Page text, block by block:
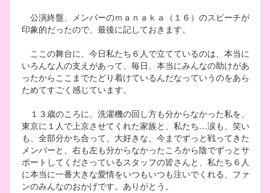
公演終盤、メンバーのｍａｎａｋａ（１６）のスピーチが
印象的だったので、最後に記しておきます。
ここの舞台に、今日私たち６人で立てているのは、本当に
いろんな人の支えがあって、毎日、本当にみんなの助けがあ
ったからここまでたどり着けているんだなっていうのをあら
ためてすごく感じています。
１３歳のころに、洗濯機の回し方も分からなかった私を、
東京に１人で上京させてくれた家族と、私たち…涙も、笑い
も、全部分かち合って、大好きな、今までずっと戦ってきた
メンバーと、右も左も分からなかったころから陰でずっとサ
ポートしてくださっているスタッフの皆さんと、私たち６人
に本当に一番大きな愛情をいつもいつも注いでくれる、ファ
ンのみんなのおかげです。ありがとう。